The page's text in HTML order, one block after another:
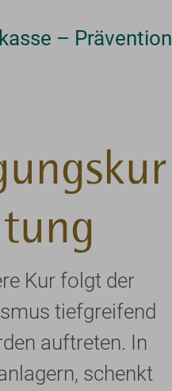
– Prävention
Kur folgt der
tiefgreifend
auftreten. In
schenkt